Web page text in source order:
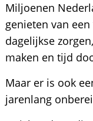
Miljoenen
genieten van
dagelijkse
maken en tijd
Maar er is ook
jarenlang